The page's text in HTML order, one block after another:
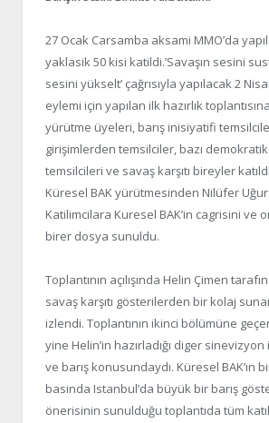
27 Ocak Carsamba aksami MMO’da
yaklasik 50 kisi katildi.’Savaşın sesini
sesini yükselt’ çağrısıyla yapılacak 2
eylemi için yapılan ilk hazırlık
yürütme üyeleri, barış inisiyatifi
girişimlerden temsilciler, bazı
temsilcileri ve savaş karşıtı bireyler
Küresel BAK yürütmesinden Nilüfer
Katilimcilara Kuresel BAK’in cagrisini ve
birer dosya sunuldu.
Toplantının açılışında Helin Çimen
savaş karşıtı gösterilerden bir kolaj
izlendi. Toplantının ikinci bölümüne
yine Helin’in hazırladığı diger
ve barış konusundaydı. Küresel BAK’ın
basinda Istanbul’da büyük bir barış
önerisinin sunulduğu toplantıda tüm